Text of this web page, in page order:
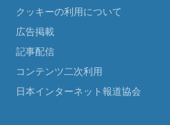
クッキーの利用について
広告掲載
記事配信
コンテンツ二次利用
日本インターネット報道協会